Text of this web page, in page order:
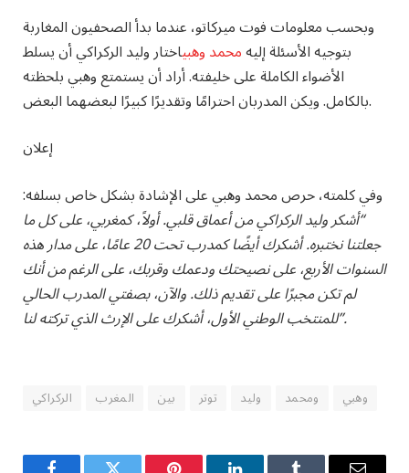
وبحسب معلومات فوت ميركاتو، عندما بدأ الصحفيون المغاربة
بتوجيه الأسئلة إليهمحمد وهبياختار وليد الركراكي أن يسلط
الأضواء الكاملة على خليفته. أراد أن يستمتع وهبي بلحظته
بالكامل. ويكن المدربان احترامًا وتقديرًا كبيرًا لبعضهما البعض.
إعلان
وفي كلمته، حرص محمد وهبي على الإشادة بشكل خاص بسلفه:
“أشكر وليد الركراكي من أعماق قلبي. أولاً، كمغربي، على كل ما
جعلتنا نختبره. أشكرك أيضًا كمدرب تحت 20 عامًا، على مدار هذه
السنوات الأربع، على نصيحتك ودعمك وقربك، على الرغم من أنك
لم تكن مجبرًا على تقديم ذلك. والآن، بصفتي المدرب الحالي
للمنتخب الوطني الأول، أشكرك على الإرث الذي تركته لنا”.
الركراكي المغرب بين توتر وليد ومحمد وهبي